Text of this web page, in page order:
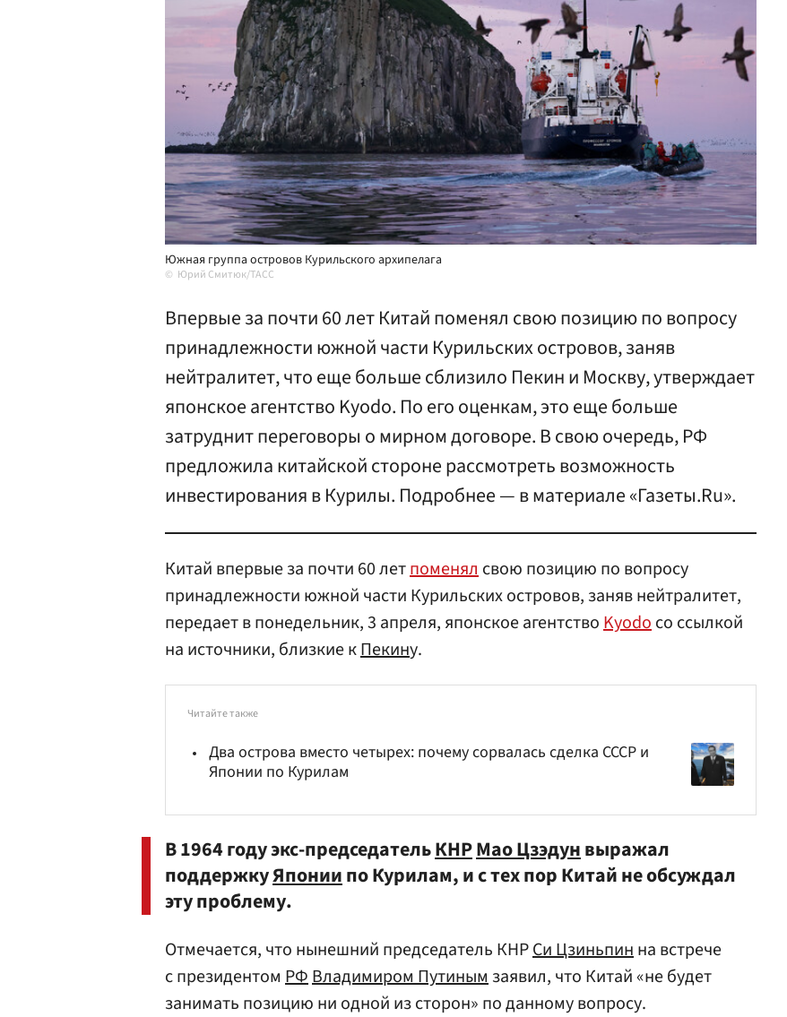
Южная группа островов Курильского архипелага
Юрий Смитюк/ТАСС
Впервые за почти 60 лет Китай поменял свою позицию по вопросу
принадлежности южной части Курильских островов, заняв
нейтралитет, что еще больше сблизило Пекин и Москву, утверждает
японское агентство Kyodo. По его оценкам, это еще больше
затруднит переговоры о мирном договоре. В свою очередь, РФ
предложила китайской стороне рассмотреть возможность
инвестирования в Курилы. Подробнее — в материале «Газеты.Ru».
Китай впервые за почти 60 летпоменялсвою позицию по вопросу
принадлежности южной части Курильских островов, заняв нейтралитет,
передает в понедельник, 3 апреля, японское агентствоKyodoсо ссылкой
на источники, близкие кПекину.
Читайте также
Два острова вместо четырех: почему сорвалась сделка СССР и
Японии по Курилам
В 1964 году экс-председательКНРМао Цзэдунвыражал
поддержкуЯпониипо Курилам, и с тех пор Китай не обсуждал
эту проблему.
Отмечается, что нынешний председатель КНРСи Цзиньпинна встрече
с президентом РФВладимиром Путинымзаявил, что Китай «не будет
занимать позицию ни одной из сторон» по данному вопросу.